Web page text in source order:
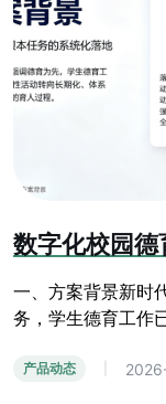
一、方案背景新时
务，学生德育工作
产品动态